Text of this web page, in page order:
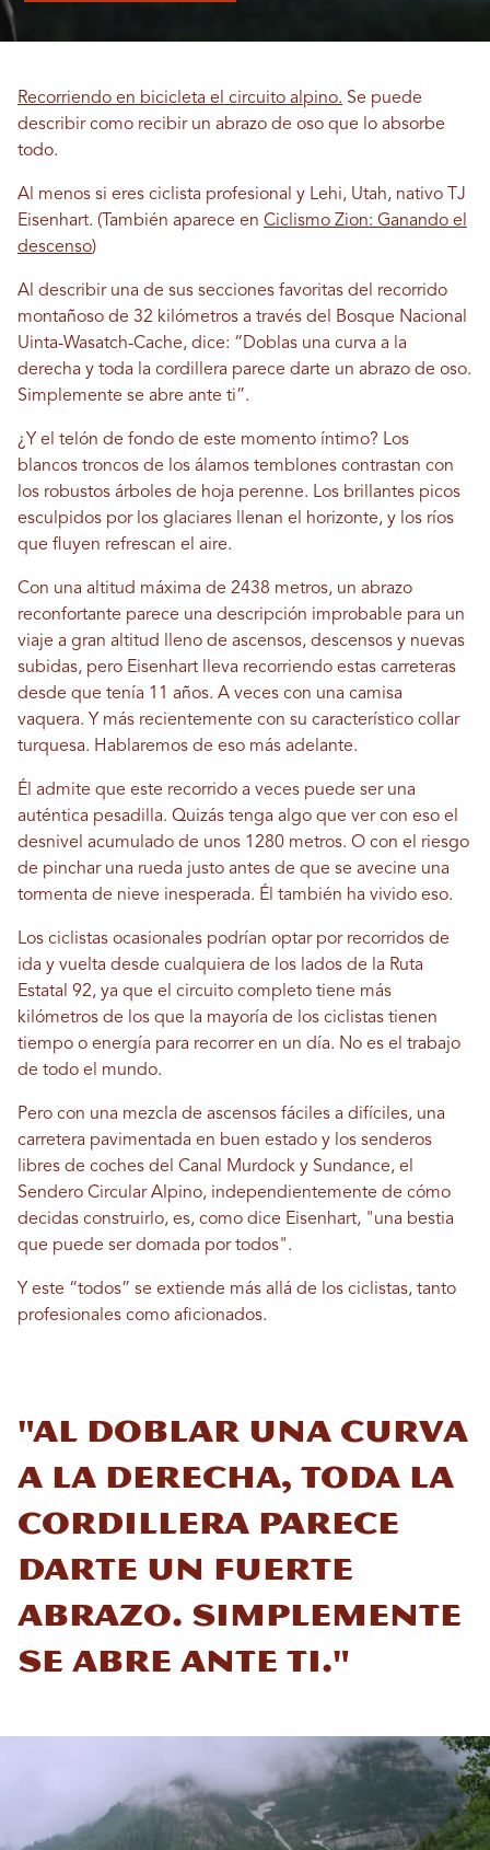
Recorriendo en bicicleta el circuito alpino. Se puede
describir como recibir un abrazo de oso que lo absorbe
todo.
Al menos si eres ciclista profesional y Lehi, Utah, nativo TJ
Eisenhart. (También aparece en Ciclismo Zion: Ganando el
descenso)
Al describir una de sus secciones favoritas del recorrido
montañoso de 32 kilómetros a través del Bosque Nacional
Uinta-Wasatch-Cache, dice: “Doblas una curva a la
derecha y toda la cordillera parece darte un abrazo de oso.
Simplemente se abre ante ti”.
¿Y el telón de fondo de este momento íntimo? Los
blancos troncos de los álamos temblones contrastan con
los robustos árboles de hoja perenne. Los brillantes picos
esculpidos por los glaciares llenan el horizonte, y los ríos
que fluyen refrescan el aire.
Con una altitud máxima de 2438 metros, un abrazo
reconfortante parece una descripción improbable para un
viaje a gran altitud lleno de ascensos, descensos y nuevas
subidas, pero Eisenhart lleva recorriendo estas carreteras
desde que tenía 11 años. A veces con una camisa
vaquera. Y más recientemente con su característico collar
turquesa. Hablaremos de eso más adelante.
Él admite que este recorrido a veces puede ser una
auténtica pesadilla. Quizás tenga algo que ver con eso el
desnivel acumulado de unos 1280 metros. O con el riesgo
de pinchar una rueda justo antes de que se avecine una
tormenta de nieve inesperada. Él también ha vivido eso.
Los ciclistas ocasionales podrían optar por recorridos de
ida y vuelta desde cualquiera de los lados de la Ruta
Estatal 92, ya que el circuito completo tiene más
kilómetros de los que la mayoría de los ciclistas tienen
tiempo o energía para recorrer en un día. No es el trabajo
de todo el mundo.
Pero con una mezcla de ascensos fáciles a difíciles, una
carretera pavimentada en buen estado y los senderos
libres de coches del Canal Murdock y Sundance, el
Sendero Circular Alpino, independientemente de cómo
decidas construirlo, es, como dice Eisenhart, "una bestia
que puede ser domada por todos".
Y este “todos” se extiende más allá de los ciclistas, tanto
profesionales como aficionados.
"Al doblar una curva
a la derecha, toda la
cordillera parece
darte un fuerte
abrazo. Simplemente
se abre ante ti."